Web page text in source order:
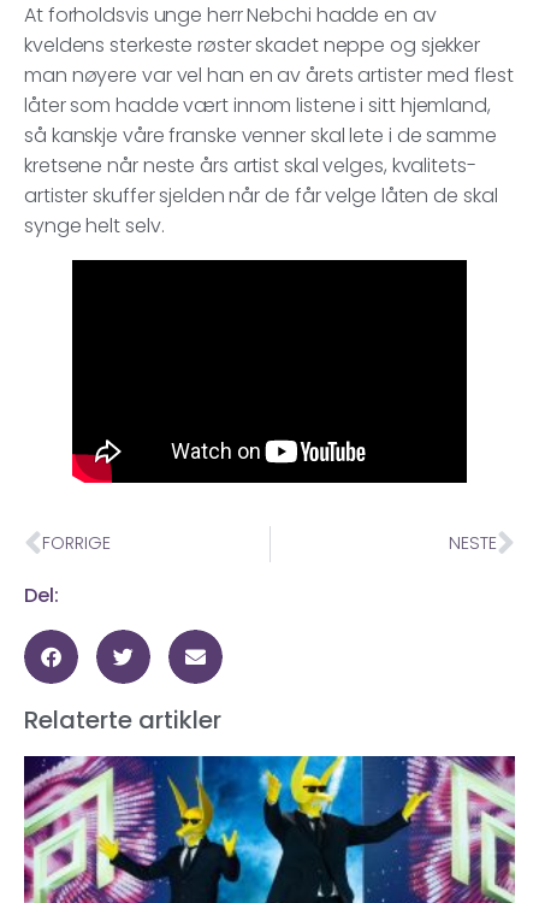
At forholdsvis unge herr Nebchi hadde en av
kveldens sterkeste røster skadet neppe og sjekker
man nøyere var vel han en av årets artister med flest
låter som hadde vært innom listene i sitt hjemland,
så kanskje våre franske venner skal lete i de samme
kretsene når neste års artist skal velges, kvalitets-
artister skuffer sjelden når de får velge låten de skal
synge helt selv.
FORRIGE NESTE
Del:
Relaterte artikler